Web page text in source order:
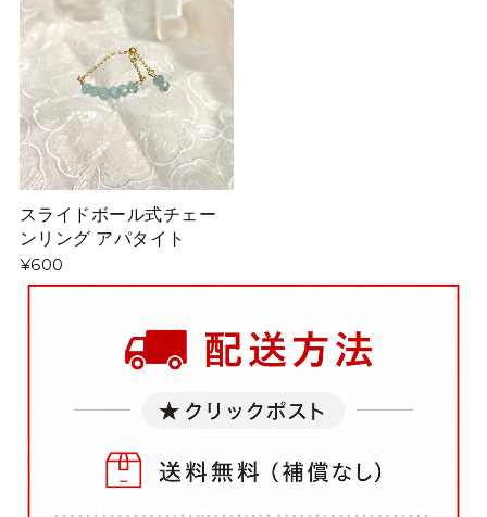
スライドボール式チェー
ンリング アパタイト
¥600